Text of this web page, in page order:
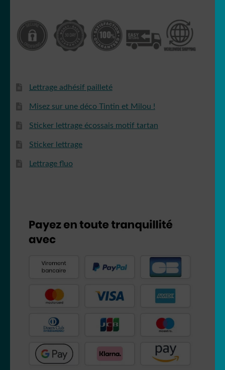
Tintin
reine des neiges
Schtroumps
Lettrage adhésif pailleté
Misez sur une déco Tintin et Milou !
Sticker lettrage écossais motif tartan
Sticker lettrage
Lettrage fluo